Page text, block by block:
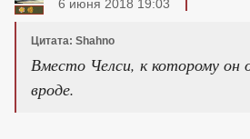
6 июня 2018 19:03
Цитата: Shahno
Вместо Челси, к которому он
вроде.